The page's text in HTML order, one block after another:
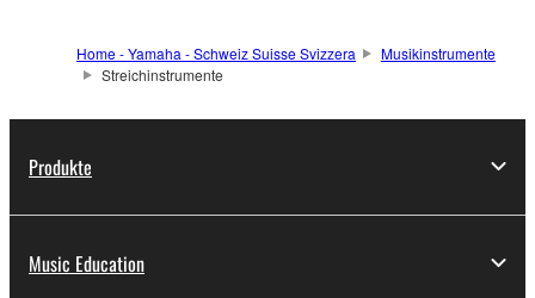
Home - Yamaha - Schweiz Suisse Svizzera
Musikinstrumente
Streichinstrumente
Produkte
Music Education